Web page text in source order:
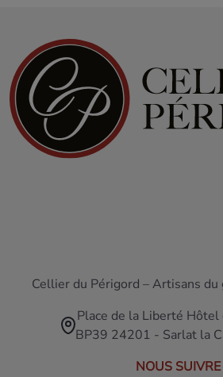
Cellier du Périgord – Artisans
Place de la Liberté
BP39 24201 - Sarlat la
NOUS SUIVRE